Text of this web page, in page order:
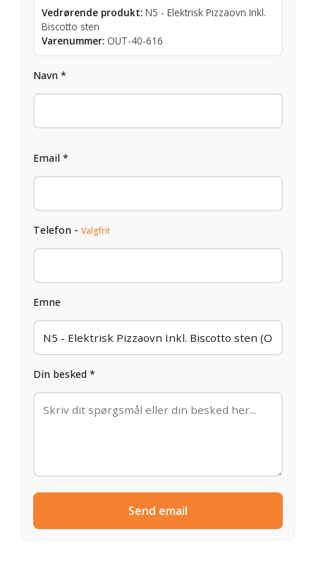
Vedrørende produkt: N5 - Elektrisk Pizzaovn Inkl.
Biscotto sten
Varenummer: OUT-40-616
Navn *
Email *
Telefon - Valgfrit
Emne
Din besked *
Send email